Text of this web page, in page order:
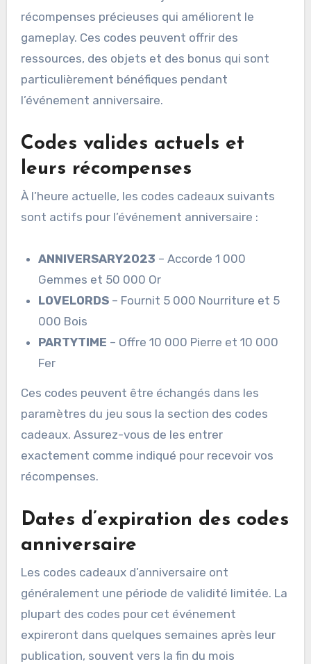
récompenses précieuses qui améliorent le
gameplay. Ces codes peuvent offrir des
ressources, des objets et des bonus qui sont
particulièrement bénéfiques pendant
l’événement anniversaire.
Codes valides actuels et
leurs récompenses
À l’heure actuelle, les codes cadeaux suivants
sont actifs pour l’événement anniversaire :
ANNIVERSARY2023 – Accorde 1 000
Gemmes et 50 000 Or
LOVELORDS – Fournit 5 000 Nourriture et 5
000 Bois
PARTYTIME – Offre 10 000 Pierre et 10 000
Fer
Ces codes peuvent être échangés dans les
paramètres du jeu sous la section des codes
cadeaux. Assurez-vous de les entrer
exactement comme indiqué pour recevoir vos
récompenses.
Dates d’expiration des codes
anniversaire
Les codes cadeaux d’anniversaire ont
généralement une période de validité limitée. La
plupart des codes pour cet événement
expireront dans quelques semaines après leur
publication, souvent vers la fin du mois